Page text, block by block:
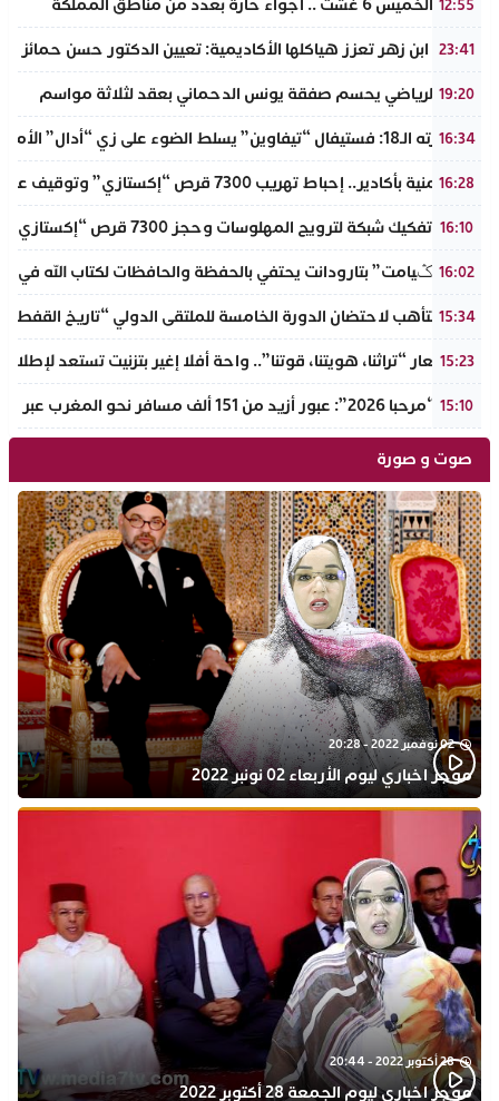
12:55
طقس الخميس 6 غشت .. أجواء حارة بعدد من مناطق المملكة
23:41
جامعة ابن زهر تعزز هياكلها الأكاديمية: تعيين الدكتور حسن حمائز
19:20
الرجاء الرياضي يحسم صفقة يونس الدحماني بعقد لثلاثة مواسم
16:34
في دورته الـ18: فستيفال “تيفاوين” يسلط الضوء على زي “أدال” الأمازيغي ويكرم رائدات التطريز والتصميم بالـأطلس الصغير
16:28
ضربة أمنية بأكادير.. إحباط تهريب 7300 قرص “إكستازي” وتوقيف عنصرين من ذوي السوابق
16:10
أكادير: تفكيك شبكة لترويج المهلوسات وحجز 7300 قرص “إكستازي” بين يت ملول والدشيرة
16:02
دوار “تݣيامت” بتارودانت يحتفي بالحفظة والحافظات لكتاب الله في
15:34
أكادير تتأهب لاحتضان الدورة الخامسة للملتقى الدولي “تاريخ
15:23
تحت شعار “تراثنا، هويتنا، قوتنا”.. واحة أفلا إغير بتزنيت تستعد
15:10
عملية “مرحبا 2026”: عبور أزيد من 151 ألف مسافر نحو المغرب عبر مينائي الجزيرة الخضراء وطريفة خلال 4 أيام
صوت و صورة
02 نوفمبر 2022 - 20:28
موجز اخباري ليوم الأربعاء 02 نونبر 2022
28 أكتوبر 2022 - 20:44
موجز اخباري ليوم الجمعة 28 أكتوبر 2022